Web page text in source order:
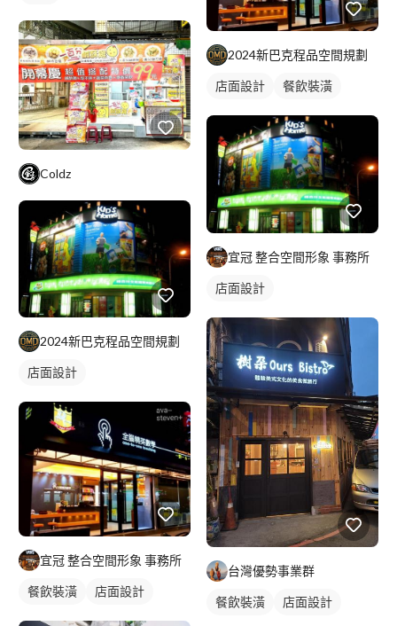
Coldz
2024新巴克程品空間規劃
店面設計
宜冠 整合空間形象 事務所
餐飲裝潢 店面設計
2024新巴克程品空間規劃
店面設計 餐飲裝潢
宜冠 整合空間形象 事務所
店面設計
台灣優勢事業群
餐飲裝潢 店面設計